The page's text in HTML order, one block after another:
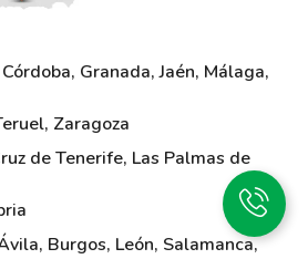
Córdoba, Granada,Jaén, Málaga,
, Zaragoza
de Tenerife, Las Palmas de
, Burgos, León, Salamanca,